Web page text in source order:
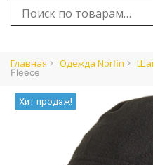
Искать:
Главная Одежда Norfin
Fleece
Хит продаж!